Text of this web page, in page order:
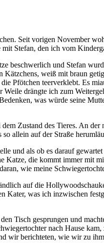
Seit vorigen November
Stefan, den ich vom
beschwerlich und Stefan
weiß mit braun
Pfötchen teerverklebt. Es
Weile drängte ich zum
was würde seine
Zustand des Tieres. An der
allein auf der Straße
und als ob es darauf
Katze, die kommt immer mit
wie meine
auf die
Kater, was ich inzwischen
Tisch gesprungen und
nach Hause
wir berichteten, wie wir zu